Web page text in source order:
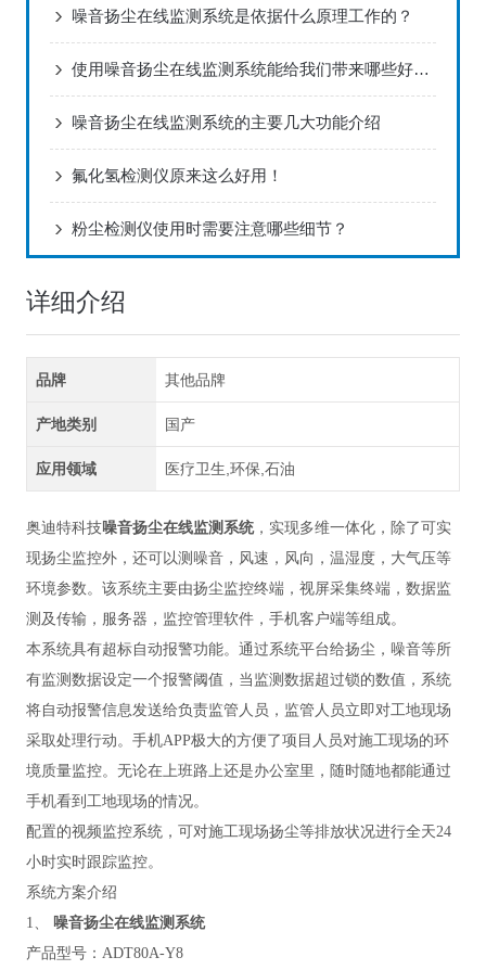
噪音扬尘在线监测系统是依据什么原理工作的？
使用噪音扬尘在线监测系统能给我们带来哪些好处？
噪音扬尘在线监测系统的主要几大功能介绍
氟化氢检测仪原来这么好用！
粉尘检测仪使用时需要注意哪些细节？
详细介绍
品牌 其他品牌
产地类别 国产
应用领域 医疗卫生,环保,石油
奥迪特科技噪音扬尘在线监测系统，实现多维一体化，除了可实
现扬尘监控外，还可以测噪音，风速，风向，温湿度，大气压等
环境参数。该系统主要由扬尘监控终端，视屏采集终端，数据监
测及传输，服务器，监控管理软件，手机客户端等组成。
本系统具有超标自动报警功能。通过系统平台给扬尘，噪音等所
有监测数据设定一个报警阈值，当监测数据超过锁的数值，系统
将自动报警信息发送给负责监管人员，监管人员立即对工地现场
采取处理行动。手机APP极大的方便了项目人员对施工现场的环
境质量监控。无论在上班路上还是办公室里，随时随地都能通过
手机看到工地现场的情况。
配置的视频监控系统，可对施工现场扬尘等排放状况进行全天24
小时实时跟踪监控。
系统方案介绍
1、 噪音扬尘在线监测系统
产品型号：ADT80A-Y8